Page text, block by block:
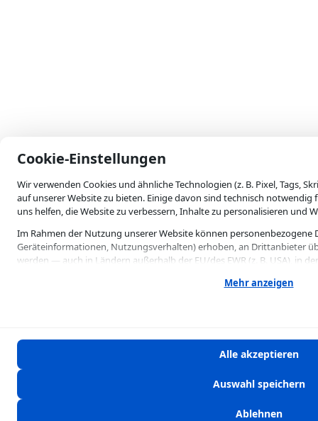
Cookie-Einstellungen
Wir verwenden Cookies und ähnliche Technologien (z. B. Pixel, Tags,
auf unserer Website zu bieten. Einige davon sind technisch notwendig
uns helfen, die Website zu verbessern, Inhalte zu personalisieren und
Im Rahmen der Nutzung unserer Website können personenbezogene
Geräteinformationen, Nutzungsverhalten) erhoben, an Drittanbieter
werden — auch in Ländern außerhalb der EU/des EWR (z. B. USA), in
Weitere Informationen finden Sie in unserer Datenschutzerklärung.
Mindestalter von 16 Jahren voraus.
Die Ablehnung ist jederzeit möglich und hat keine Nachteile für die
Details zu den einzelnen Cookies und Technologien finden Sie in den
Mehr anzeigen
Alle akzeptieren
Auswahl speichern
Ablehnen